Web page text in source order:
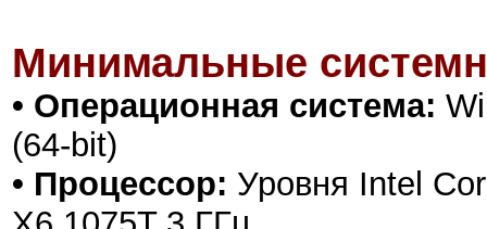
Минимальные
• Операционная система:
(64-bit)
• Процессор: Уровня Intel